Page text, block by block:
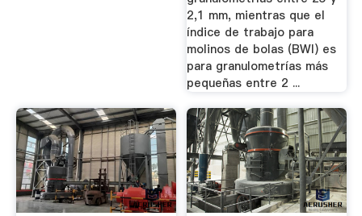
2,1 mm, mientras que el
índice de trabajo para
molinos de bolas (BWI) es
para granulometrías más
pequeñas entre 2 ...